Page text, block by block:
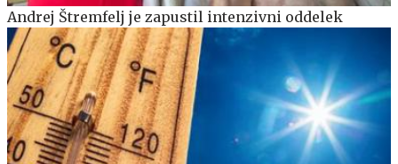
Andrej Štremfelj je zapustil intenzivni oddelek